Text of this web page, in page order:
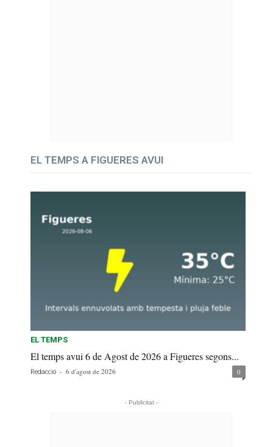
EL TEMPS A FIGUERES AVUI
EL TEMPS
El temps avui 6 de Agost de 2026 a Figueres segons...
Redacció - 6 d'agost de 2026 0
- Publicitat -